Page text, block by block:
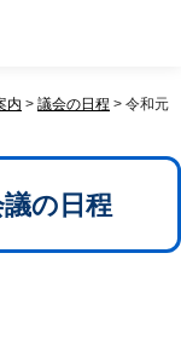
内 > 議会の日程 > 令和元
の日程